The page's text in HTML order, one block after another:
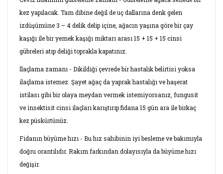
kez yapılacak. Tam dibine değil de uç dallarına denk gelen
izdüşümüne 3 – 4 delik delip içine, ağacın yaşına göre bir çay
kaşığı ile bir yemek kaşığı miktarı arası 15 + 15 + 15 cinsi
gübreleri atıp deliği toprakla kapatınız.
İlaçlama zamanı - Dikildiği çevrede bir hastalık belirtisi yoksa
ilaçlama istemez. Şayet ağaç da yaprak hastalığı ve haşerat
istilası gibi bir olaya meydan vermek istemiyorsanız, fungusit
ve insektisit cinsi ilaçları karıştırıp fidana 15 gün ara ile birkaç
kez püskürtünüz.
Fidanın büyüme hızı - Bu hız sahibinin iyi besleme ve bakımıyla
doğru orantılıdır. Rakım farkından dolayısıyla da büyüme hızı
değişir.